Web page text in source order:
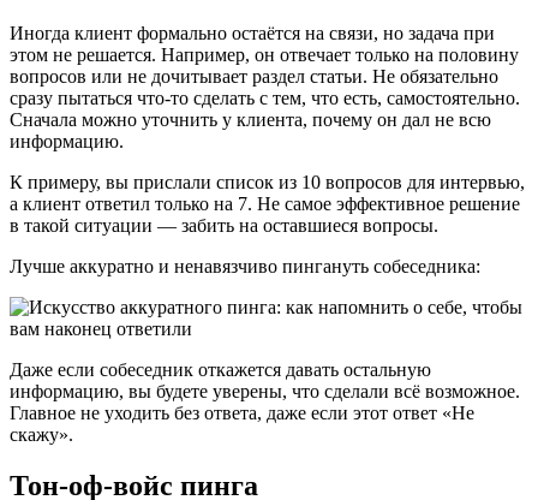
Иногда клиент формально остаётся на связи, но задача при
этом не решается. Например, он отвечает только на половину
вопросов или не дочитывает раздел статьи. Не обязательно
сразу пытаться что-то сделать с тем, что есть, самостоятельно.
Сначала можно уточнить у клиента, почему он дал не всю
информацию.
К примеру, вы прислали список из 10 вопросов для интервью,
а клиент ответил только на 7. Не самое эффективное решение
в такой ситуации — забить на оставшиеся вопросы.
Лучше аккуратно и ненавязчиво пингануть собеседника:
Даже если собеседник откажется давать остальную
информацию, вы будете уверены, что сделали всё возможное.
Главное не уходить без ответа, даже если этот ответ «Не
скажу».
Тон-оф-войс пинга